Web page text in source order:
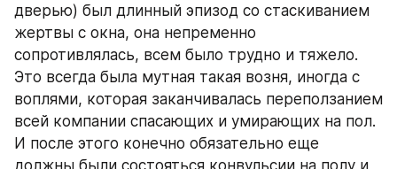
дверью) был длинный эпизод со стаскиванием
жертвы с окна, она непременно
сопротивлялась, всем было трудно и тяжело.
Это всегда была мутная такая возня, иногда с
воплями, которая заканчивалась переползанием
всей компании спасающих и умирающих на пол.
И после этого конечно обязательно еще
должны были состояться конвульсии на полу и